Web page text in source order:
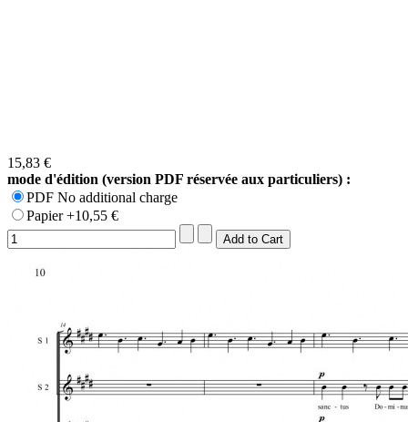
15,83 €
mode d'édition (version PDF réservée aux particuliers) :
PDF No additional charge
Papier +10,55 €